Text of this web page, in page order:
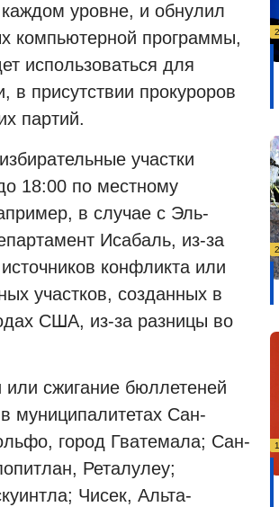
уровне, и обнулил
компьютерной программы,
использоваться для
в присутствии прокуроров
партий.
участки
18:00 по местному
в случае с Эль-
Исабаль, из-за
конфликта или
участков, созданных в
США, из-за разницы во
или сжигание бюллетеней
муниципалитетах Сан-
город Гватемала; Сан-
Реталулеу;
Чисек, Альта-